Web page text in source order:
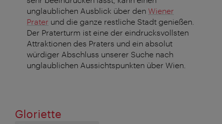
unglaublichen Ausblick über den Wiener
Prater und die ganze restliche Stadt genießen.
Der Praterturm ist eine der eindrucksvollsten
Attraktionen des Praters und ein absolut
würdiger Abschluss unserer Suche nach
unglaublichen Aussichtspunkten über Wien.
Gloriette